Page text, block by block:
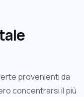
provenienti da
concentrarsi il più